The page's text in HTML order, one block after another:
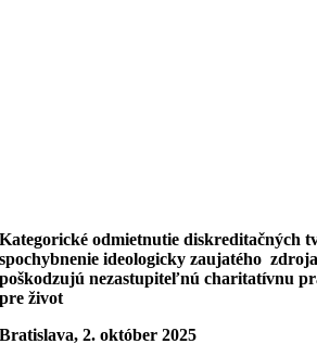
Kategorické odmietnutie diskreditačných
spochybnenie ideologicky zaujatého
poškodzujú nezastupiteľnú charitatívnu
pre život
Bratislava, 2. október 2025